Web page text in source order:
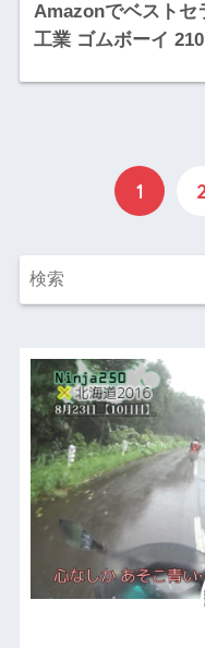
Amazonでベストセ
工業 ゴムボーイ
1 2